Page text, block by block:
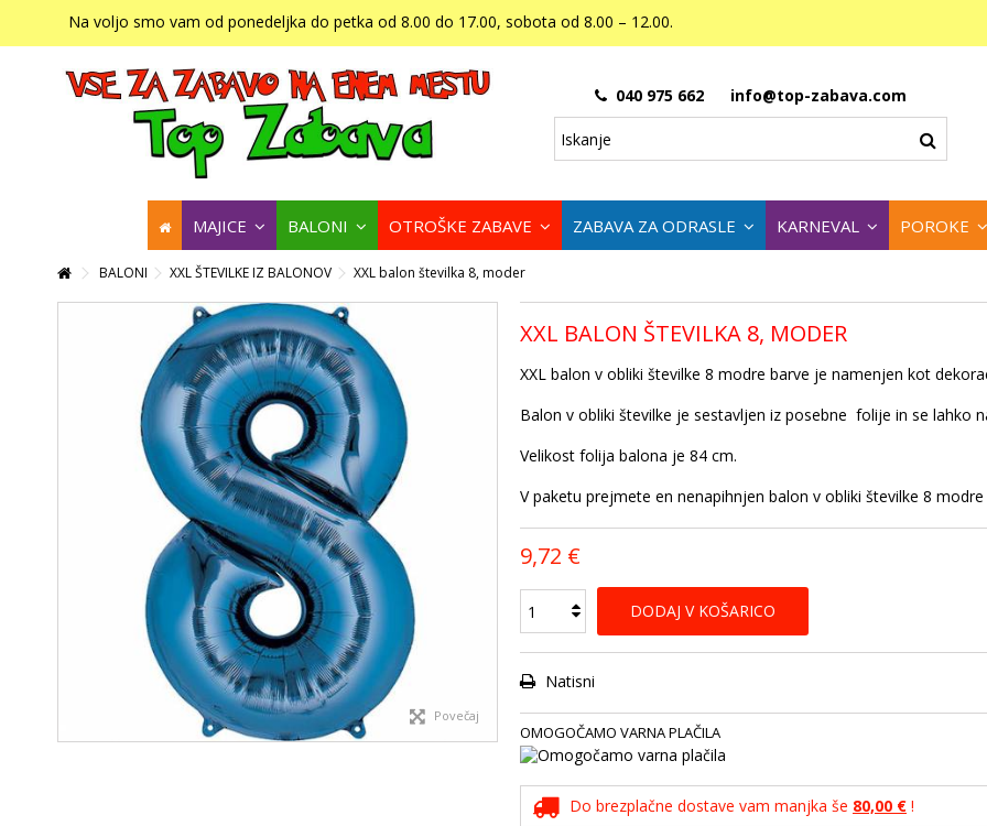
Na voljo smo vam od ponedeljka do petka od 8.00 do 17.00, sobota od 8.00 – 12.00.
040 975 662 info@top-zabava.com
MAJICE BALONI OTROŠKE ZABAVE ZABAVA ZA ODRASLE KARNEVAL POROKE
BALONI XXL ŠTEVILKE IZ BALONOV XXL balon številka 8, moder
Povečaj
XXL BALON ŠTEVILKA 8, MODER
XXL balon v obliki številke 8 modre barve je namenjen kot
Balon v obliki številke je sestavljen iz posebne folije in se lahko
Velikost folija balona je 84 cm.
V paketu prejmete en nenapihnjen balon v obliki številke 8 modre
9,72 €
DODAJ V KOŠARICO
Natisni
OMOGOČAMO VARNA PLAČILA
Do brezplačne dostave vam manjka še 80,00 €!